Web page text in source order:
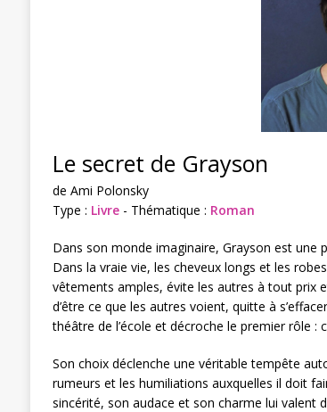
Le secret de Grayson
de Ami Polonsky
Type : Livre- Thématique : Roman
Dans son monde imaginaire, Grayson est une
Dans la vraie vie, les cheveux longs et les
vêtements amples, évite les autres à tout prix
d’être ce que les autres voient, quitte à
théâtre de l’école et décroche le premier rôle :
Son choix déclenche une véritable tempête
rumeurs et les humiliations auxquelles il doit
sincérité, son audace et son charme lui valent